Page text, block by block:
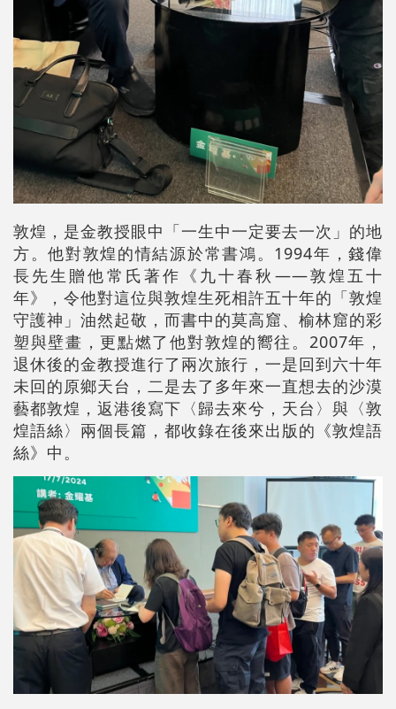
敦煌，是金教授眼中「一生中一定要去一次」的地
方。他對敦煌的情結源於常書鴻。1994年，錢偉
長先生贈他常氏著作《九十春秋——敦煌五十
年》，令他對這位與敦煌生死相許五十年的「敦煌
守護神」油然起敬，而書中的莫高窟、榆林窟的彩
塑與壁畫，更點燃了他對敦煌的嚮往。2007年，
退休後的金教授進行了兩次旅行，一是回到六十年
未回的原鄉天台，二是去了多年來一直想去的沙漠
藝都敦煌，返港後寫下〈歸去來兮，天台〉與〈敦
煌語絲〉兩個長篇，都收錄在後來出版的《敦煌語
絲》中。